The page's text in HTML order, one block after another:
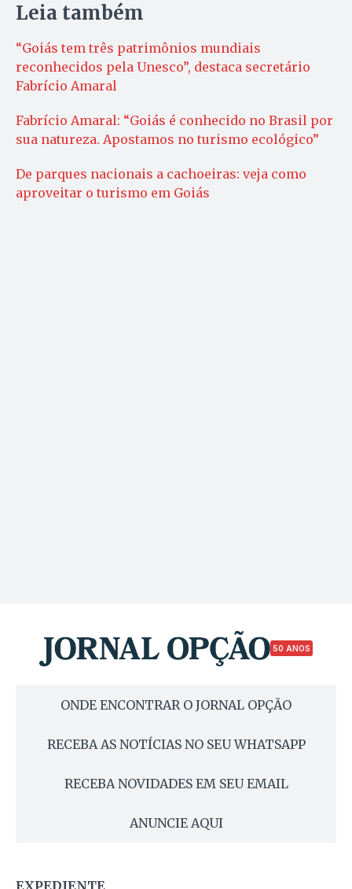
Leia também
“Goiás tem três patrimônios mundiais
reconhecidos pela Unesco”, destaca secretário
Fabrício Amaral
Fabrício Amaral: “Goiás é conhecido no Brasil por
sua natureza. Apostamos no turismo ecológico”
De parques nacionais a cachoeiras: veja como
aproveitar o turismo em Goiás
50 ANOS
ONDE ENCONTRAR O JORNAL OPÇÃO
RECEBA AS NOTÍCIAS NO SEU WHATSAPP
RECEBA NOVIDADES EM SEU EMAIL
ANUNCIE AQUI
EXPEDIENTE